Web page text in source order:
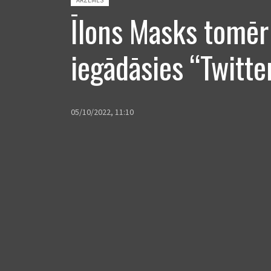
Īlons Masks tomēr
iegādāsies
05/10/2022, 11:10